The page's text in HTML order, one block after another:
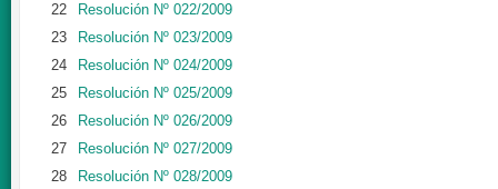
22
Resolución Nº 022/2009
23
Resolución Nº 023/2009
24
Resolución Nº 024/2009
25
Resolución Nº 025/2009
26
Resolución Nº 026/2009
27
Resolución Nº 027/2009
28
Resolución Nº 028/2009